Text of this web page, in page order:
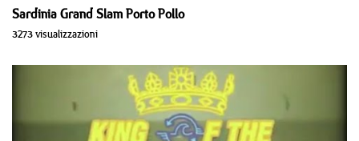
Sardinia Grand Slam Porto Pollo
3273 visualizzazioni